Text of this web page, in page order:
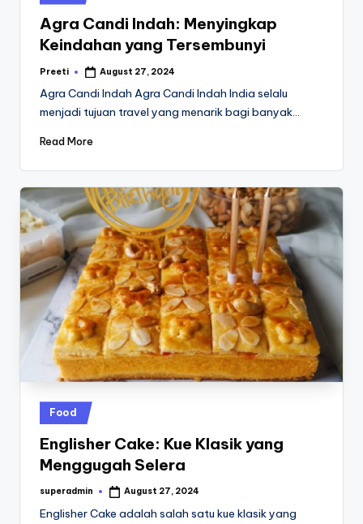
in
Agra Candi Indah: Menyingkap
Keindahan yang Tersembunyi
Posted
Preeti August 27, 2024
Agra Candi Indah Agra Candi Indah India selalu
menjadi tujuan travel yang menarik bagi banyak…
Read More
Posted
in
Food
Englisher Cake: Kue Klasik yang
Menggugah Selera
Posted
superadmin August 27, 2024
Englisher Cake adalah salah satu kue klasik yang